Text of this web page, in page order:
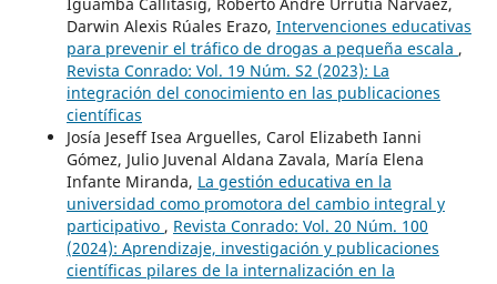
Darwin Alexis Rúales Erazo, Intervenciones educativas
para prevenir el tráfico de drogas a pequeña escala ,
Revista Conrado: Vol. 19 Núm. S2 (2023): La
integración del conocimiento en las publicaciones
científicas
Josía Jeseff Isea Arguelles, Carol Elizabeth Ianni
Gómez, Julio Juvenal Aldana Zavala, María Elena
Infante Miranda, La gestión educativa en la
universidad como promotora del cambio integral y
participativo , Revista Conrado: Vol. 20 Núm. 100
(2024): Aprendizaje, investigación y publicaciones
científicas pilares de la internalización en la